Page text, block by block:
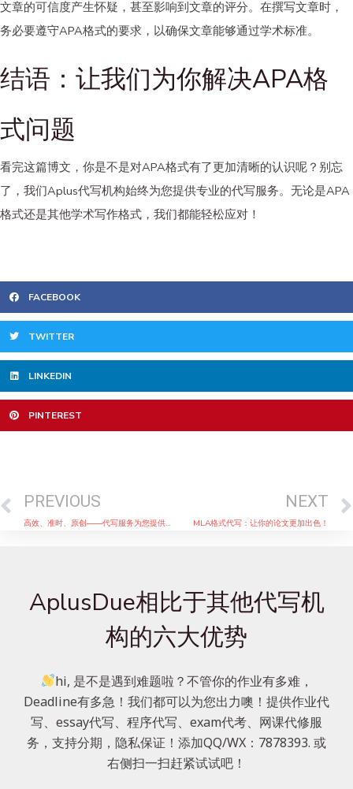
文章的可信度产生怀疑，甚至影响到文章的评分。在撰写文章时，
务必要遵守APA格式的要求，以确保文章能够通过学术标准。
结语：让我们为你解决APA格
式问题
看完这篇博文，你是不是对APA格式有了更加清晰的认识呢？别忘
了，我们Aplus代写机构始终为您提供专业的代写服务。无论是APA
格式还是其他学术写作格式，我们都能轻松应对！
FACEBOOK
TWITTER
LINKEDIN
PINTEREST
PREVIOUS
高效、准时、原创——代写服务为您提供完美的学术支持
NEXT
MLA格式代写：让你的论文更加出色！
AplusDue相比于其他代写机
构的六大优势
hi, 是不是遇到难题啦？不管你的作业有多难，
Deadline有多急！我们都可以为您出力噢！提供作业代
写、essay代写、程序代写、exam代考、网课代修服
务，支持分期，隐私保证！添加QQ/WX：7878393. 或
右侧扫一扫赶紧试试吧！